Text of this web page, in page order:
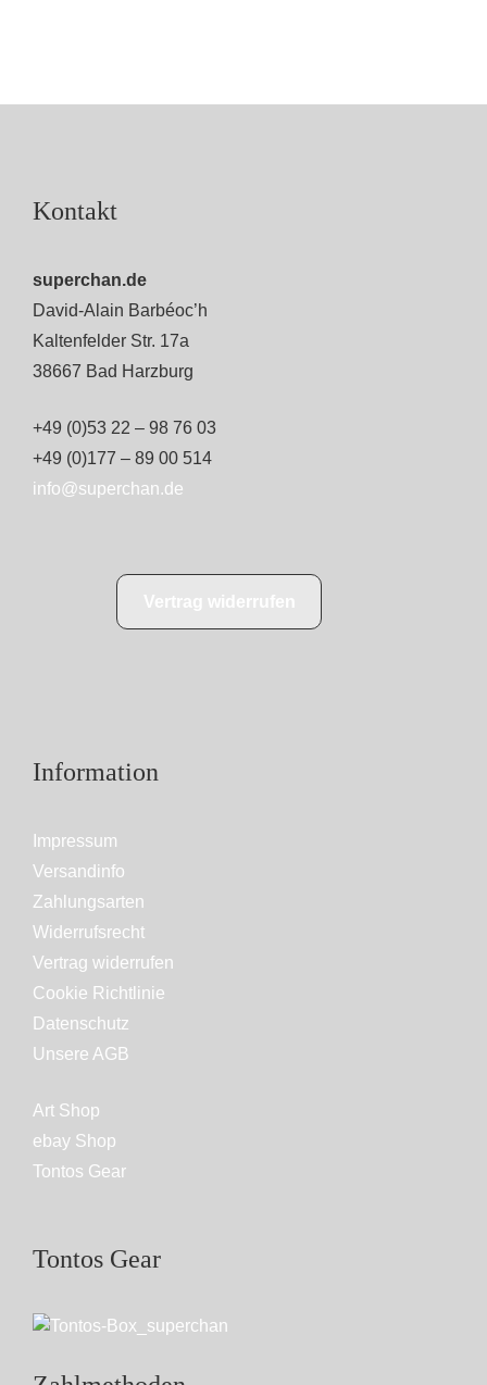
Kontakt
superchan.de
David-Alain Barbéoc’h
Kaltenfelder Str. 17a
38667 Bad Harzburg
+49 (0)53 22 – 98 76 03
+49 (0)177 – 89 00 514
info@superchan.de
Information
Impressum
Versandinfo
Zahlungsarten
Widerrufsrecht
Vertrag widerrufen
Cookie Richtlinie
Datenschutz
Unsere AGB
Art Shop
ebay Shop
Tontos Gear
Tontos Gear